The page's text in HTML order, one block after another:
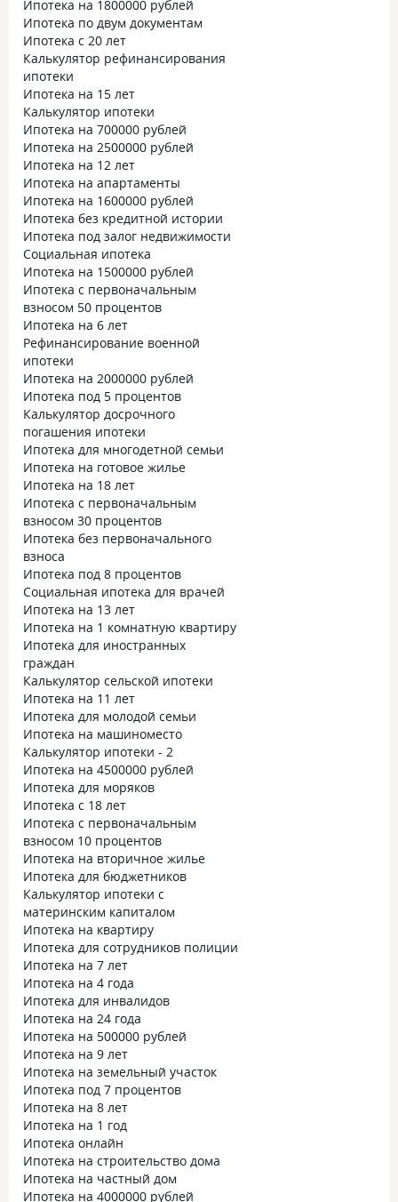
Ипотека на 1800000 рублей
Ипотека по двум документам
Ипотека с 20 лет
Калькулятор рефинансирования
ипотеки
Ипотека на 15 лет
Калькулятор ипотеки
Ипотека на 700000 рублей
Ипотека на 2500000 рублей
Ипотека на 12 лет
Ипотека на апартаменты
Ипотека на 1600000 рублей
Ипотека без кредитной истории
Ипотека под залог недвижимости
Социальная ипотека
Ипотека на 1500000 рублей
Ипотека с первоначальным
взносом 50 процентов
Ипотека на 6 лет
Рефинансирование военной
ипотеки
Ипотека на 2000000 рублей
Ипотека под 5 процентов
Калькулятор досрочного
погашения ипотеки
Ипотека для многодетной семьи
Ипотека на готовое жилье
Ипотека на 18 лет
Ипотека с первоначальным
взносом 30 процентов
Ипотека без первоначального
взноса
Ипотека под 8 процентов
Социальная ипотека для врачей
Ипотека на 13 лет
Ипотека на 1 комнатную квартиру
Ипотека для иностранных
граждан
Калькулятор сельской ипотеки
Ипотека на 11 лет
Ипотека для молодой семьи
Ипотека на машиноместо
Калькулятор ипотеки - 2
Ипотека на 4500000 рублей
Ипотека для моряков
Ипотека с 18 лет
Ипотека с первоначальным
взносом 10 процентов
Ипотека на вторичное жилье
Ипотека для бюджетников
Калькулятор ипотеки с
материнским капиталом
Ипотека на квартиру
Ипотека для сотрудников полиции
Ипотека на 7 лет
Ипотека на 4 года
Ипотека для инвалидов
Ипотека на 24 года
Ипотека на 500000 рублей
Ипотека на 9 лет
Ипотека на земельный участок
Ипотека под 7 процентов
Ипотека на 8 лет
Ипотека на 1 год
Ипотека онлайн
Ипотека на строительство дома
Ипотека на частный дом
Ипотека на 4000000 рублей